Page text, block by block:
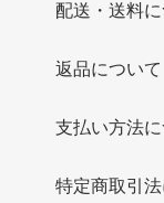
配送・送料
返品について
支払い方法
特定商取引